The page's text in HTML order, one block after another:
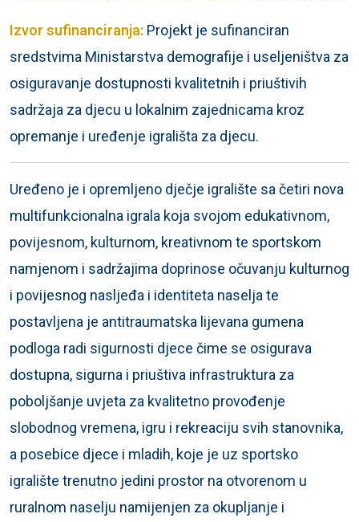
Izvor sufinanciranja: Projekt je sufinanciran
sredstvima Ministarstva demografije i useljeništva za
osiguravanje dostupnosti kvalitetnih i priuštivih
sadržaja za djecu u lokalnim zajednicama kroz
opremanje i uređenje igrališta za djecu.
Uređeno je i opremljeno dječje igralište sa četiri nova
multifunkcionalna igrala koja svojom edukativnom,
povijesnom, kulturnom, kreativnom te sportskom
namjenom i sadržajima doprinose očuvanju kulturnog
i povijesnog nasljeđa i identiteta naselja te
postavljena je antitraumatska lijevana gumena
podloga radi sigurnosti djece čime se osigurava
dostupna, sigurna i priuštiva infrastruktura za
poboljšanje uvjeta za kvalitetno provođenje
slobodnog vremena, igru i rekreaciju svih stanovnika,
a posebice djece i mladih, koje je uz sportsko
igralište trenutno jedini prostor na otvorenom u
ruralnom naselju namijenjen za okupljanje i